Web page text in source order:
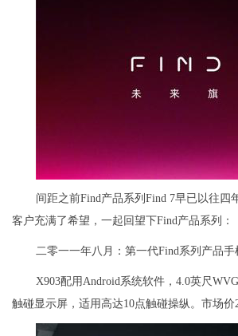
间距之前Find产品系列Find 7早已以往四
客户充满了希望，一起回望下Find产品系列：
二零一一年八月：第一代Find系列产品手
X903配用Android系统软件，4.0英尺
触碰显示屏，适用高达10点触碰操纵。市场价